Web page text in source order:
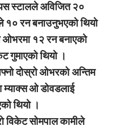
स्टालले अविजित २०
१० रन बनाउनुभएको थियो
ओभरमा १२ रन बनाएको
गुमाएको थियो ।
दोस्रो ओभरको अन्तिम
म्याक्स ओ डोवडलाई
थियो ।
विकेट सोमपाल कामीले